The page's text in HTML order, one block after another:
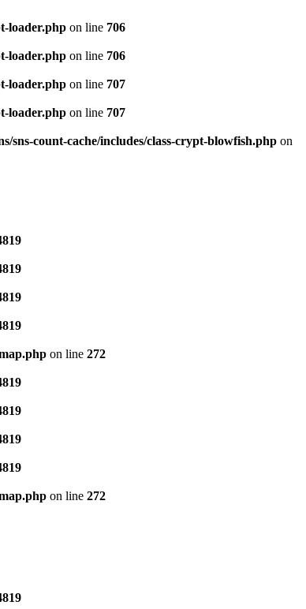
loader.php on line 706
loader.php on line 706
loader.php on line 707
loader.php on line 707
sns-count-cache/includes/class-crypt-blowfish.php on
on line 272
on line 272